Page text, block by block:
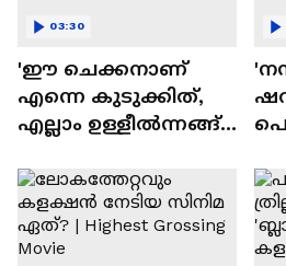
'ഈ ചെക്കനാണ്
എന്നെ കുടുക്കിത്,
എല്ലാം ഉള്ളീൽന്നങ്ങ്
സിനിമയിലെ
'അമ്മമ്മ' ഡോളി
ജൂൺ | Balan
03:30